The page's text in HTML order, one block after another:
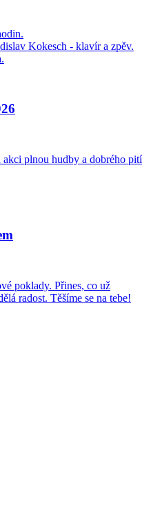
Kokesch - klavír a zpěv.
akci plnou hudby a dobrého pití
poklady. Přines, co už
radost. Těšíme se na tebe!